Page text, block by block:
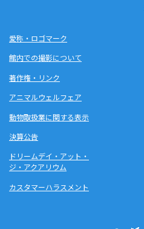
愛称・ロゴマーク
館内での撮影について
著作権・リンク
アニマルウェルフェア
動物取扱業に関する表示
決算公告
ドリームデイ・アット・
ジ・アクアリウム
カスタマーハラスメント